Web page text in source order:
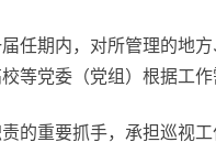
期内，对所管理的地方
党委（党组）根据工
重要抓手，承担巡视工